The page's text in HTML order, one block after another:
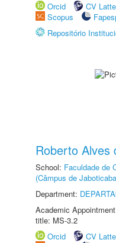
Orcid
CV
Scopus
Repositório
Roberto Alves
School: Faculdade de
(Câmpus de
Department:
Academic
title: MS-3.2
Orcid
CV